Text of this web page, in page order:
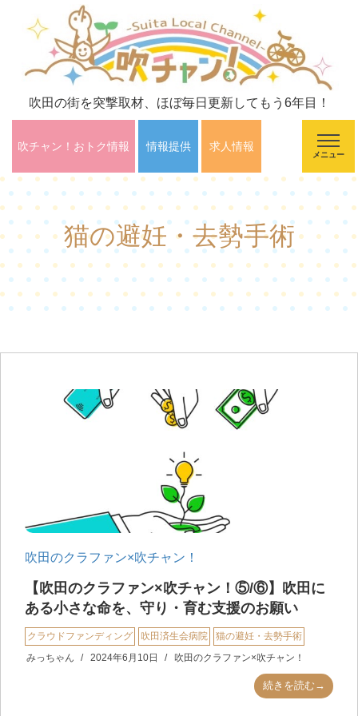
吹田の街を突撃取材、ほぼ毎日更新してもう6年目！
吹チャン！おトク情報 情報提供 求人情報
メニュー
猫の避妊・去勢手術
吹田のクラファン×吹チャン！
【吹田のクラファン×吹チャン！⑤/⑥】吹田に
ある小さな命を、守り・育む支援のお願い
クラウドファンディング 吹田済生会病院
猫の避妊・去勢手術
みっちゃん
2024年6月10日 吹田のクラファン×吹チャン！
続きを読む→